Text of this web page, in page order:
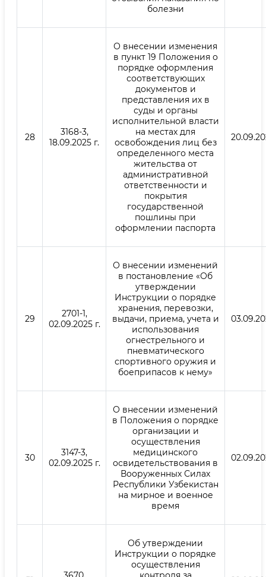
болезни
28
3168-3,
18.09.2025 г.
О внесении изменения
в пункт 19 Положения о
порядке оформления
соответствующих
документов и
представления их в
суды и органы
исполнительной власти
на местах для
освобождения лиц без
определенного места
жительства от
административной
ответственности и
покрытия
государственной
пошлины при
оформлении паспорта
29
2701-1,
02.09.2025 г.
О внесении изменений
в постановление «Об
утверждении
Инструкции о порядке
хранения, перевозки,
выдачи, приема, учета и
использования
огнестрельного и
пневматического
спортивного оружия и
боеприпасов к нему»
30
3147-3,
02.09.2025 г.
О внесении изменений
в Положения о порядке
организации и
осуществления
медицинского
освидетельствования в
Вооруженных Силах
Республики Узбекистан
на мирное и военное
время
Об утверждении
Инструкции о порядке
осуществления